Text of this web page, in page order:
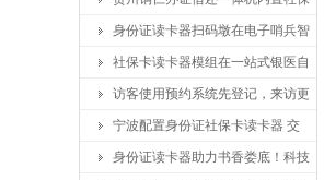
身份证读卡器扫码墩在电子哨兵智
社保卡读卡器模组在一站式银医自
访客使用预约系统先登记，来访更
宁波配置身份证社保卡读卡器 交
身份证读卡器助力书香娄底！科技